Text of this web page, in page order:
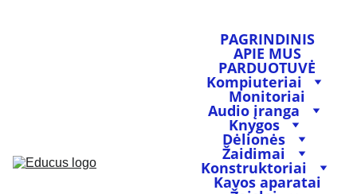
PAGRINDINIS
APIE MUS
PARDUOTUVĖ
Kompiuteriai
Monitoriai
Audio įranga
Knygos
Dėlionės
Žaidimai
Konstruktoriai
Kavos aparatai